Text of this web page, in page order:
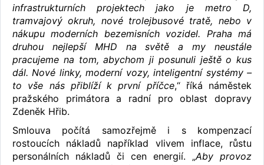
infrastrukturních projektech jako je metro D,
tramvajový okruh, nové trolejbusové tratě, nebo v
nákupu moderních bezemisních vozidel. Praha má
druhou nejlepší MHD na světě a my neustále
pracujeme na tom, abychom ji posunuli ještě o kus
dál. Nové linky, moderní vozy, inteligentní systémy –
to vše nás přiblíží k první příčce,“ říká náměstek
pražského primátora a radní pro oblast dopravy
Zdeněk Hřib.
Smlouva počítá samozřejmě i s kompenzací
rostoucích nákladů například vlivem inflace, růstu
personálních nákladů či cen energií. „Aby provoz